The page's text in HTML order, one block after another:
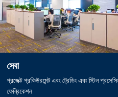
সেবা
প্রজেক্ট প্রকিউরমেন্ট এবং ট্রেডিং এবং স্টিল
ফেব্রিকেশন